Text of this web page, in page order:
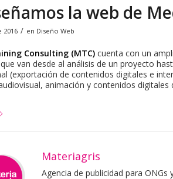
la web de
2016 / en Diseño Web
Consulting (MTC) cuenta con un
van desde al análisis de un proyecto
(exportación de contenidos digitales e
animación y contenidos
Materiagris
Agencia de publicidad para